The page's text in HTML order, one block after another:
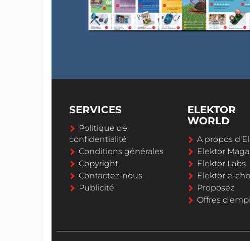
SERVICES
Politique de
confidentialité
Conditions générales
Copyright
Contactez-nous
Publicité
ELEKTOR
WORLD
A propos
Elektor
Elektor Labs
Elektor e-
Proposez
Offres